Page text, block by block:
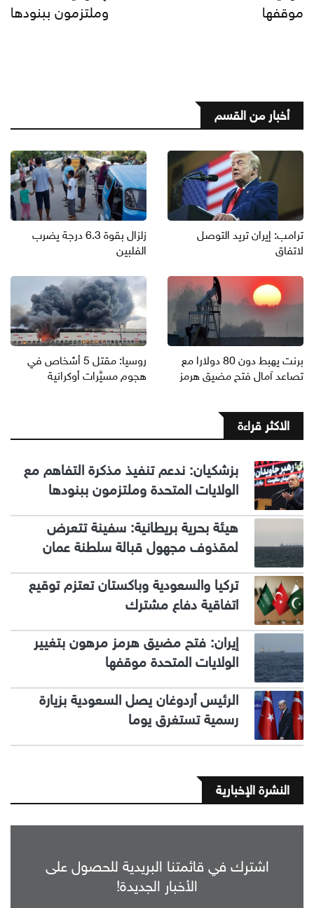
موقفها
وملتزمون ببنودها
أخبار من القسم
ترامب: إيران تريد التوصل
لاتفاق
زلزال بقوة 6.3 درجة يضرب
الفلبين
برنت يهبط دون 80 دولارا مع
تصاعد آمال فتح مضيق هرمز
روسيا: مقتل 5 أشخاص في
هجوم مسيَّرات أوكرانية
الاكثر قراءة
بزشكيان: ندعم تنفيذ مذكرة التفاهم مع
الولايات المتحدة وملتزمون ببنودها
هيئة بحرية بريطانية: سفينة تتعرض
لمقذوف مجهول قبالة سلطنة عمان
تركيا والسعودية وباكستان تعتزم توقيع
اتفاقية دفاع مشترك
إيران: فتح مضيق هرمز مرهون بتغيير
الولايات المتحدة موقفها
الرئيس أردوغان يصل السعودية بزيارة
رسمية تستغرق يوما
النشرة الإخبارية
اشترك في قائمتنا البريدية للحصول على
الأخبار الجديدة!